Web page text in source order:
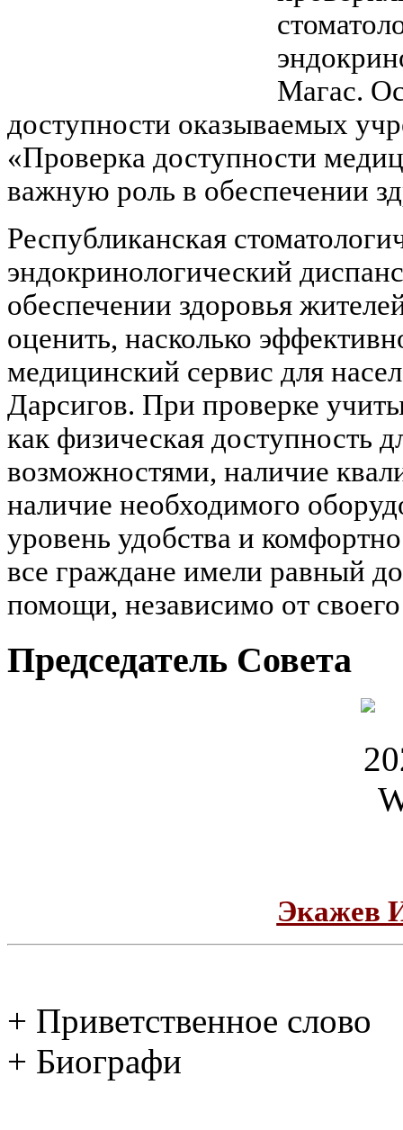
Магас.
доступности оказываемых
«Проверка доступности
важную роль в обеспечении
Республиканская
эндокринологический
обеспечении здоровья
оценить, насколько
медицинский сервис для
Дарсигов. При проверке
как физическая доступность
возможностями, наличие
наличие необходимого
уровень удобства и
все граждане имели равный
помощи, независимо от
Председатель Совета
Экажев
+ Приветственное слово
+ Биографи